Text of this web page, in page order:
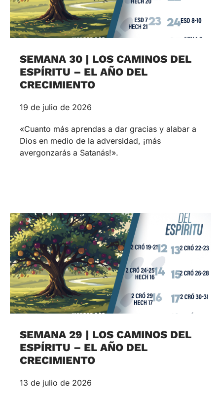
SEMANA 30 | LOS CAMINOS DEL
ESPÍRITU – EL AÑO DEL
CRECIMIENTO
19 de julio de 2026
«Cuanto más aprendas a dar gracias y alabar a
Dios en medio de la adversidad, ¡más
avergonzarás a Satanás!».
SEMANA 29 | LOS CAMINOS DEL
ESPÍRITU – EL AÑO DEL
CRECIMIENTO
13 de julio de 2026